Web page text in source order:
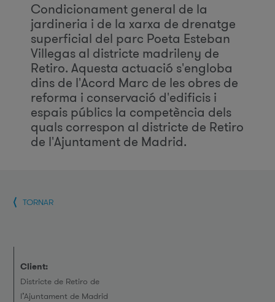
Condicionament general de la
jardineria i de la xarxa de drenatge
superficial del parc Poeta Esteban
Villegas al districte madrileny de
Retiro. Aquesta actuació s'engloba
dins de l'Acord Marc de les obres de
reforma i conservació d'edificis i
espais públics la competència dels
quals correspon al districte de Retiro
de l'Ajuntament de Madrid.
TORNAR
Client:
Districte de Retiro de
l’Ajuntament de Madrid